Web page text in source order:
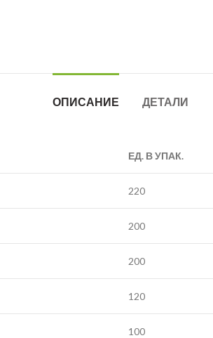
ОПИСАНИЕ ДЕТАЛИ
ЕД. В УПАК.
220
200
200
120
100